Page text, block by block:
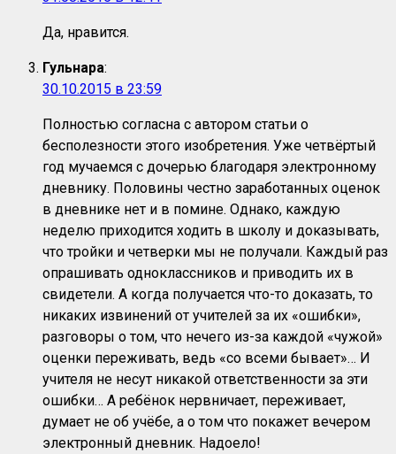
Да, нравится.
Гульнара:
30.10.2015 в 23:59
Полностью согласна с автором статьи о
бесполезности этого изобретения. Уже четвёртый
год мучаемся с дочерью благодаря электронному
дневнику. Половины честно заработанных оценок
в дневнике нет и в помине. Однако, каждую
неделю приходится ходить в школу и доказывать,
что тройки и четверки мы не получали. Каждый раз
опрашивать одноклассников и приводить их в
свидетели. А когда получается что-то доказать, то
никаких извинений от учителей за их «ошибки»,
разговоры о том, что нечего из-за каждой «чужой»
оценки переживать, ведь «со всеми бывает»… И
учителя не несут никакой ответственности за эти
ошибки… А ребёнок нервничает, переживает,
думает не об учёбе, а о том что покажет вечером
электронный дневник. Надоело!